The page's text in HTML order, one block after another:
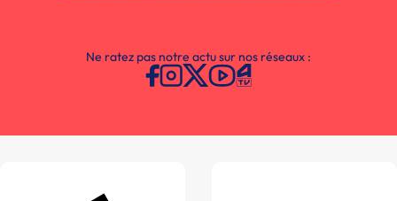
Ne ratez pas notre actu sur nos réseaux :